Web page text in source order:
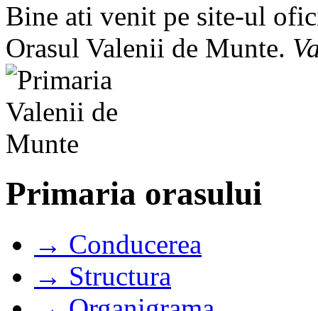
Bine ati venit pe site-ul
Orasul Valenii de Munte.
Primaria orasului
→ Conducerea
→ Structura